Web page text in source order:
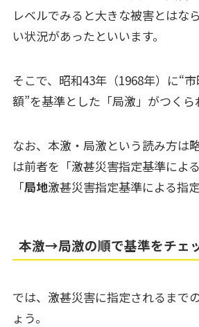
レベルでみると大きな被害とはな
い状況があったといいます。
そこで、昭和43年（1968年）に“
額”を基準とした「局激」がつくら
なお、本激・局激という読み方は
は前者を「激甚災害指定基準によ
「局地激甚災害指定基準による指
本激→局激の順で基準をチェ
では、激甚災害に指定されるまで
ょう。